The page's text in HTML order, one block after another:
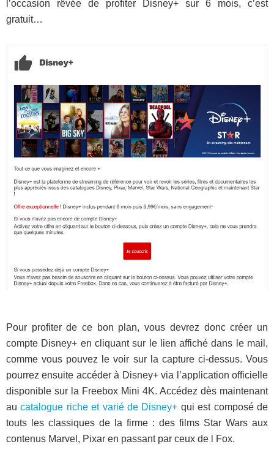
l’occasion rêvée de profiter Disney+ sur 6 mois, c’est
gratuit…
Pour profiter de ce bon plan, vous devrez donc créer un
compte Disney+ en cliquant sur le lien affiché dans le mail,
comme vous pouvez le voir sur la capture ci-dessus. Vous
pourrez ensuite accéder à Disney+ via l’application officielle
disponible sur la Freebox Mini 4K. Accédez dès maintenant
aucatalogue riche et varié de Disney+ qui est composé de
touts les classiques de la firme : des films Star Wars aux
contenus Marvel, Pixar en passant par ceux de l Fox.